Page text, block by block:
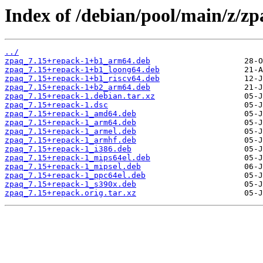
Index of /debian/pool/main/z/
../
zpaq_7.15+repack-1+b1_arm64.deb
zpaq_7.15+repack-1+b1_loong64.deb
zpaq_7.15+repack-1+b1_riscv64.deb
zpaq_7.15+repack-1+b2_arm64.deb
zpaq_7.15+repack-1.debian.tar.xz
zpaq_7.15+repack-1.dsc
zpaq_7.15+repack-1_amd64.deb
zpaq_7.15+repack-1_arm64.deb
zpaq_7.15+repack-1_armel.deb
zpaq_7.15+repack-1_armhf.deb
zpaq_7.15+repack-1_i386.deb
zpaq_7.15+repack-1_mips64el.deb
zpaq_7.15+repack-1_mipsel.deb
zpaq_7.15+repack-1_ppc64el.deb
zpaq_7.15+repack-1_s390x.deb
zpaq_7.15+repack.orig.tar.xz